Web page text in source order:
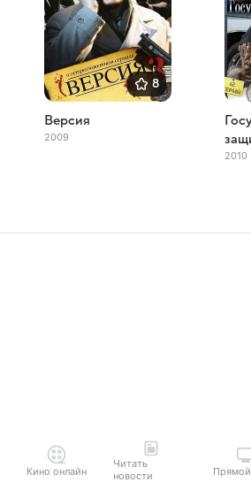
8
Версия
2009
2010
Кино онлайн
Читать
новости